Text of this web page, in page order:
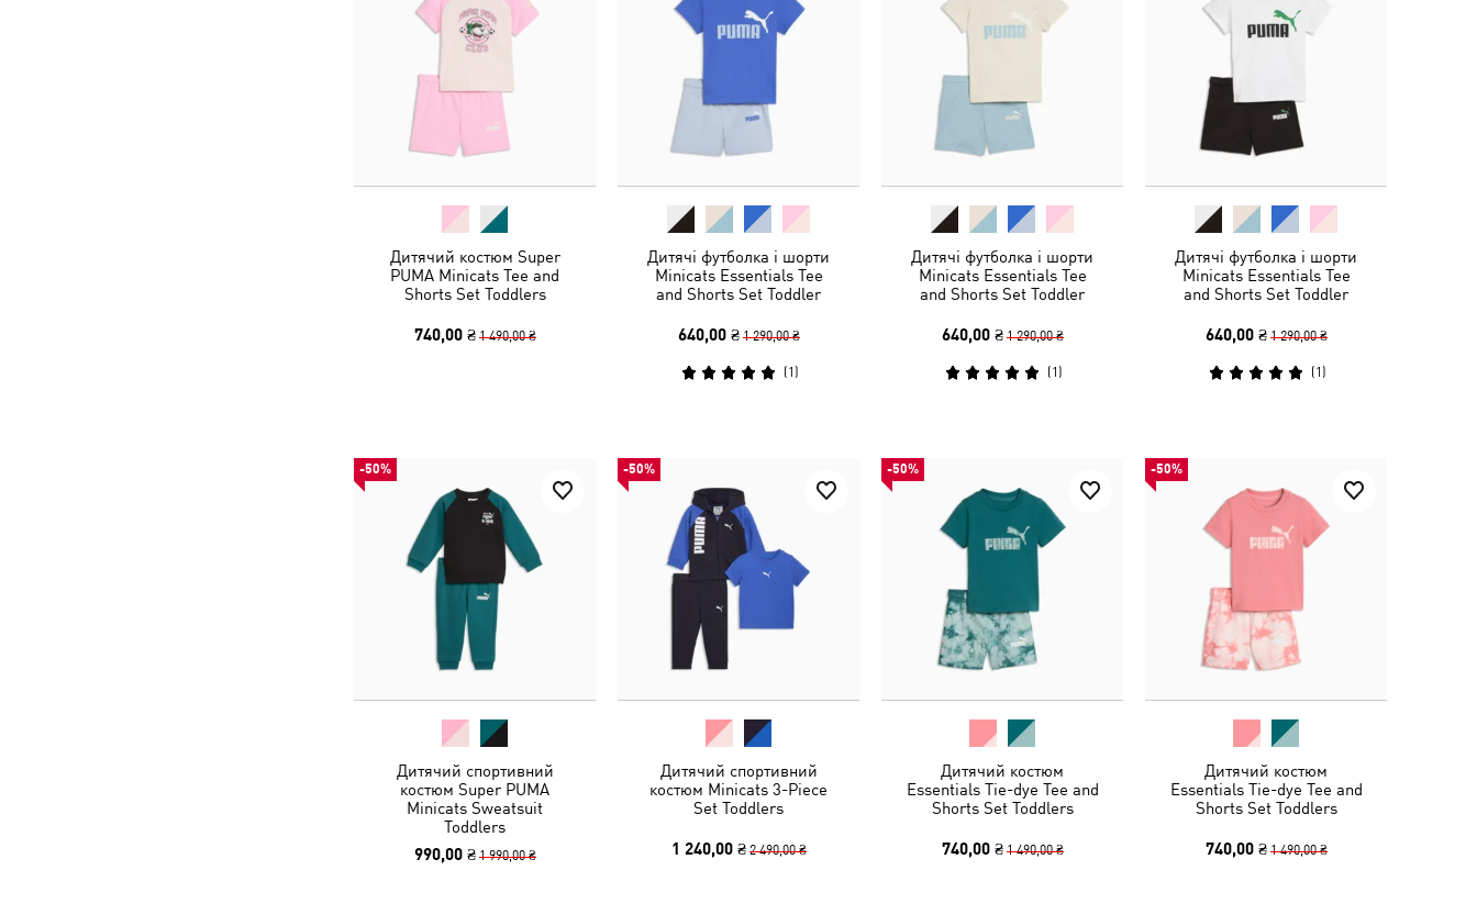
Дитячий костюм Super
PUMA Minicats Tee and
Shorts Set Toddlers
740,00 ₴ 1 490,00 ₴
Дитячі футболка і шорти
Minicats Essentials Tee
and Shorts Set Toddler
640,00 ₴ 1 290,00 ₴
(1 )
Дитячі футболка і шорти
Minicats Essentials Tee
and Shorts Set Toddler
640,00 ₴ 1 290,00 ₴
(1 )
Дитячі футболка і шорти
Minicats Essentials Tee
and Shorts Set Toddler
640,00 ₴ 1 290,00 ₴
(1 )
-50%
Дитячий спортивний
костюм Super PUMA
Minicats Sweatsuit
Toddlers
990,00 ₴ 1 990,00 ₴
-50%
Дитячий спортивний
костюм Minicats 3-Piece
Set Toddlers
1 240,00 ₴ 2 490,00 ₴
-50%
Дитячий костюм
Essentials Tie-dye Tee and
Shorts Set Toddlers
740,00 ₴ 1 490,00 ₴
-50%
Дитячий костюм
Essentials Tie-dye Tee and
Shorts Set Toddlers
740,00 ₴ 1 490,00 ₴